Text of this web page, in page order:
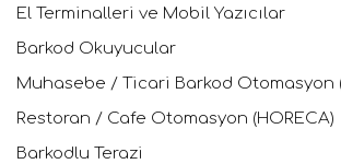
El Terminalleri ve Mobil Yazıcılar
Barkod Okuyucular
Muhasebe / Ticari Barkod Otomasyon
Restoran / Cafe Otomasyon (HORECA)
Barkodlu Terazi